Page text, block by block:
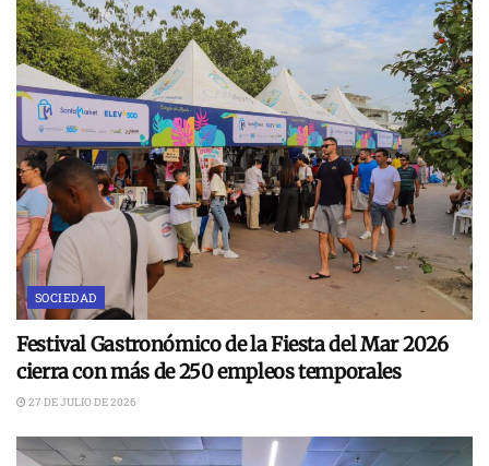
SOCIEDAD
Festival Gastronómico de la Fiesta del Mar 2026
cierra con más de 250 empleos temporales
27 DE JULIO DE 2026